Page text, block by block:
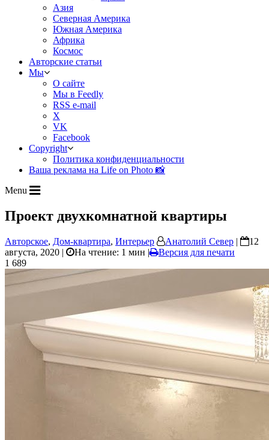
Азия
Северная Америка
Южная Америка
Африка
Космос
Авторские статьи
Мы
О сайте
Мы в Feedly
RSS e-mail
X
VK
Facebook
Copyright
Политика конфиденциальности
Ваша реклама на Life on Photo 📸
Menu
Проект двухкомнатной квартиры
Авторское, Дом-квартира, Интерьер Анатолий Север |
12
августа, 2020 |
На чтение: 1 мин |
Версия для печати
1 689